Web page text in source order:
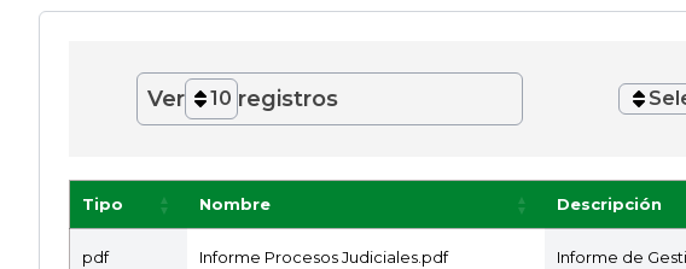
Ver 10 registros
Tipo Nombre Descripción
pdf Informe Procesos Judiciales.pdf Informe de